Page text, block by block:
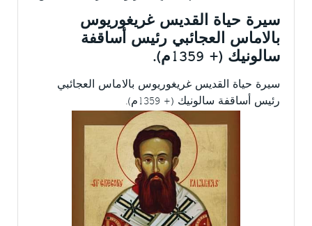
سيرة حياة القديس غريغوريوس
بالاماس العجائبي رئيس أساقفة
سالونيك (+ 1359م).
سيرة حياة القديس غريغوريوس بالاماس العجائبي
رئيس أساقفة سالونيك (+ 1359م).